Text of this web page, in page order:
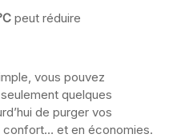
peut réduire
vous pouvez
quelques
de purger vos
confort… et en économies.